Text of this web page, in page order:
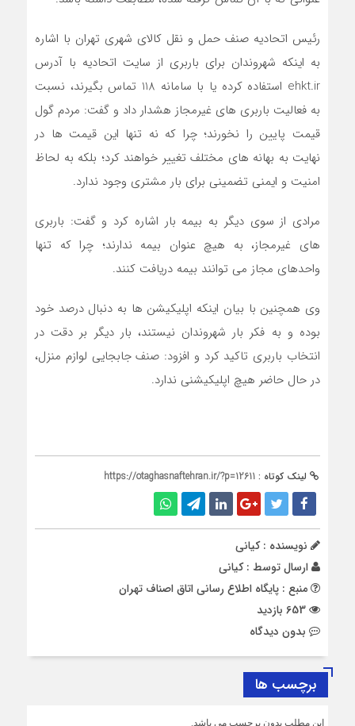
رئیس اتحادیه صنف حمل و نقل کالای شهری تهران با اشاره
به اینکه شهروندان برای باربری از سایت اتحادیه با آدرس
ehkt.ir استفاده کرده یا با سامانه 118 تماس بگیرند، نسبت
به فعالیت باربری های غیرمجاز هشدار داد و گفت: مردم گول
قیمت پایین را نخورند؛ چرا که نه تنها این قیمت ها در
نهایت به بهانه های مختلف تغییر خواهند کرد؛ بلکه به لحاظ
امنیت و ایمنی تضمینی برای بار مشتری وجود ندارد.
مرادی از سوی دیگر به بیمه بار اشاره کرد و گفت: باربری
های غیرمجاز، به هیچ عنوان بیمه ندارند؛ چرا که تنها
واحدهای مجاز می توانند بیمه دریافت کنند.
وی همچنین با بیان اینکه اپلیکیشن ها به دنبال درصد خود
بوده و به فکر بار شهروندان نیستند، بار دیگر بر دقت در
انتخاب باربری تاکید کرد و افزود: صنف جابجایی لوازم منزل،
در حال حاضر هیچ اپلیکیشنی ندارد.
لینک کوتاه : https://otaghasnaftehran.ir/?p=12611
نویسنده : کیانی
ارسال توسط :کیانی
منبع : پایگاه اطلاع رسانی اتاق اصناف تهران
بدون دیدگاه
برچسب ها
این مطلب بدون برچسب می باشد.